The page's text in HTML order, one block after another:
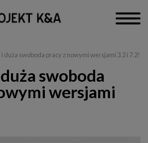
duża swoboda pracy z nowymi wersjami 3.2 i 7.2!
swoboda
wersjami